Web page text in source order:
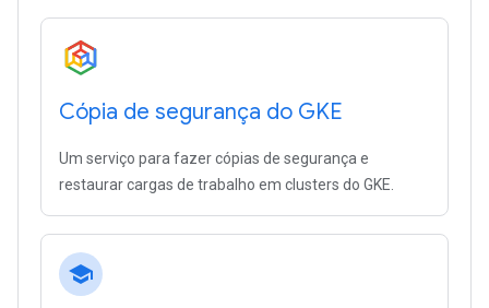
Cópia de segurança do GKE
Um serviço para fazer cópias de segurança e
restaurar cargas de trabalho em clusters do GKE.
school